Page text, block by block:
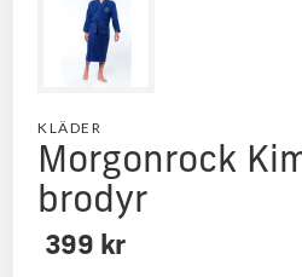
KLÄDER
Morgonrock
brodyr
399 kr